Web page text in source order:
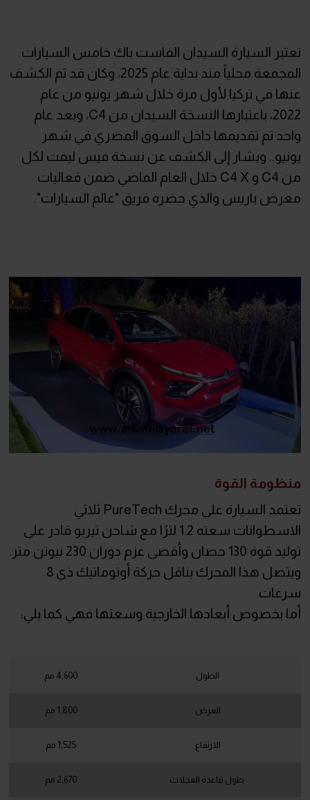
تعتبر السيارة السيدان الفاست باك خامس السيارات
المجمعة محلياً منذ بداية عام 2025، وكان قد تم الكشف
عنها في تركيا لأول مرة خلال شهر يونيو من عام
2022، باعتبارها النسخة السيدان من C4، وبعد عام
واحد تم تقديمها داخل السوق المصري في شهر
يونيو.. ويشار إلى الكشف عن نسخة فيس ليفت لكل
من C4 و C4 X خلال العام الماضي ضمن فعاليات
معرض باريس والذي حضره فريق "عالم السيارات".
منظومة القوة
تعتمد السيارة على محرك PureTech ثلاثي
الاسطوانات سعته 1.2 لترًا مع شاحن تيربو قادر على
توليد قوة 130 حصان وأقصى عزم دوران 230 نيوتن متر.
ويتصل هذا المحرك بناقل حركة أوتوماتيك ذي 8
سرعات.
أما بخصوص أبعادها الخارجية وسعتها فهي كما يلي:
الطول 4,600 مم
العرض 1,800 مم
الارتفاع 1,525 مم
طول قاعدة العجلات 2,670 مم